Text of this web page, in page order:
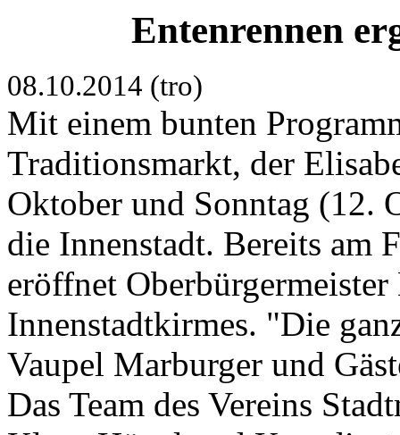
Entenrennen
08.10.2014 (tro)
Mit einem bunten
Traditionsmarkt, der
Oktober und Sonntag (12.
die Innenstadt. Bereits am
eröffnet
Innenstadtkirmes. "Die
Vaupel Marburger und
Das Team des Vereins